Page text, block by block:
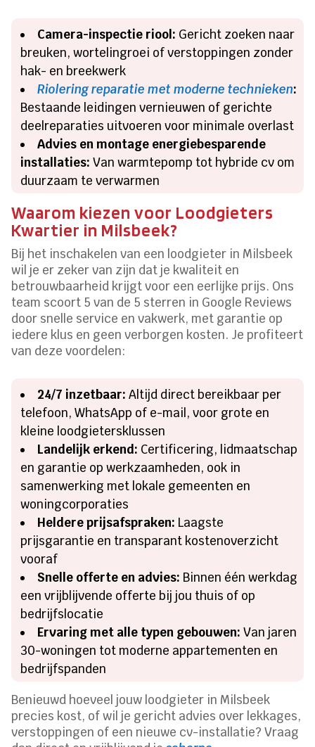
Camera-inspectie riool: Gericht zoeken naar
breuken, wortelingroei of verstoppingen zonder
hak- en breekwerk
Riolering reparatie met moderne technieken:
Bestaande leidingen vernieuwen of gerichte
deelreparaties uitvoeren voor minimale overlast
Advies en montage energiebesparende
installaties: Van warmtepomp tot hybride cv om
duurzaam te verwarmen
Waarom kiezen voor Loodgieters
Kwartier in Milsbeek?
Bij het inschakelen van een loodgieter in Milsbeek
wil je er zeker van zijn dat je kwaliteit en
betrouwbaarheid krijgt voor een eerlijke prijs. Ons
team scoort 5 van de 5 sterren in Google Reviews
door snelle service en vakwerk, met garantie op
iedere klus en geen verborgen kosten. Je profiteert
van deze voordelen:
24/7 inzetbaar: Altijd direct bereikbaar per
telefoon, WhatsApp of e-mail, voor grote en
kleine loodgietersklussen
Landelijk erkend: Certificering, lidmaatschap
en garantie op werkzaamheden, ook in
samenwerking met lokale gemeenten en
woningcorporaties
Heldere prijsafspraken: Laagste
prijsgarantie en transparant kostenoverzicht
vooraf
Snelle offerte en advies: Binnen één werkdag
een vrijblijvende offerte bij jou thuis of op
bedrijfslocatie
Ervaring met alle typen gebouwen: Van jaren
30-woningen tot moderne appartementen en
bedrijfspanden
Benieuwd hoeveel jouw loodgieter in Milsbeek
precies kost, of wil je gericht advies over lekkages,
verstoppingen of een nieuwe cv-installatie? Vraag